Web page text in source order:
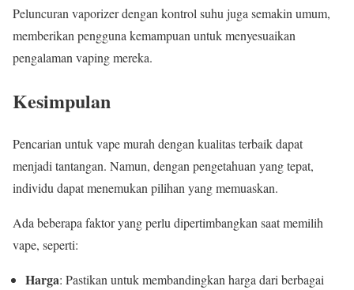
Peluncuran vaporizer dengan kontrol suhu juga semakin umum,
memberikan pengguna kemampuan untuk menyesuaikan
pengalaman vaping mereka.
Kesimpulan
Pencarian untuk vape murah dengan kualitas terbaik dapat
menjadi tantangan. Namun, dengan pengetahuan yang tepat,
individu dapat menemukan pilihan yang memuaskan.
Ada beberapa faktor yang perlu dipertimbangkan saat memilih
vape, seperti:
Harga: Pastikan untuk membandingkan harga dari berbagai